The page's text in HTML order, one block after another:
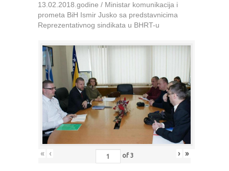
13.02.2018.godine / Ministar komunikacija i
prometa BiH Ismir Jusko sa predstavnicima
Reprezentativnog sindikata u BHRT-u
« ‹ of 3 › »